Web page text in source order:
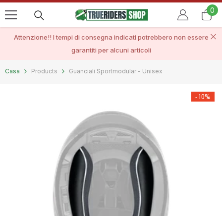
VAI AL CONTENUTO
0
0
Attenzione!! I tempi di consegna indicati potrebbero non essere
garantiti per alcuni articoli
Casa Products Guanciali Sportmodular - Unisex
- 10%